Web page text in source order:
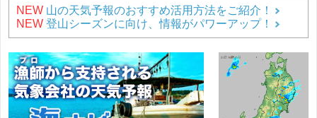
NEW 山の天気予報のおすすめ活用方法をご紹介！
NEW 登山シーズンに向け、情報がパワーアップ！